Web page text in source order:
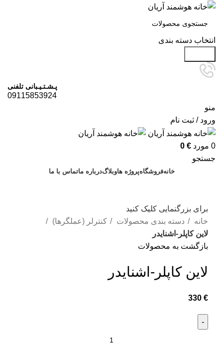
انتخاب دسته بندی
پـشـتـیـبانی تلفنی
09115853924
منو
ورود / ثبت نام
0 مورد 0 €
جستجو
خانهفروشگاهپروژه هاوبلاگدرباره ماتماس با ما
برای بزرگنمایی کلیک کنید
خانه
دسته بندی محصولات
کنترلر (عملگرها)
لاین کاپلر-اشنایدر
بازگشت به محصولات
لاین کاپلر-اشنایدر
330 €